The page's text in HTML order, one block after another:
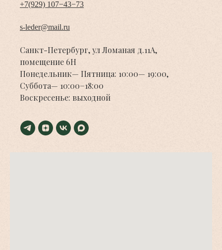
+7(929) 107−43−73
s-leder@mail.ru
Санкт-Петербург, ул Ломаная д.11А,
помещение 6Н
Понедельник— Пятница: 10:00— 19:00,
Суббота— 10:00−18:00
Воскресенье: выходной